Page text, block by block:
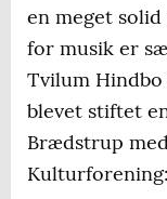
en meget
for musik er
Tvilum
blevet stiftet
Brædstrup
Kulturforening: